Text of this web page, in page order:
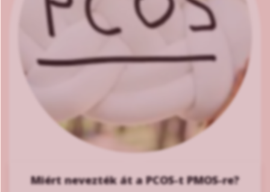
Miért nevezték át a PCOS-t PMOS-re?